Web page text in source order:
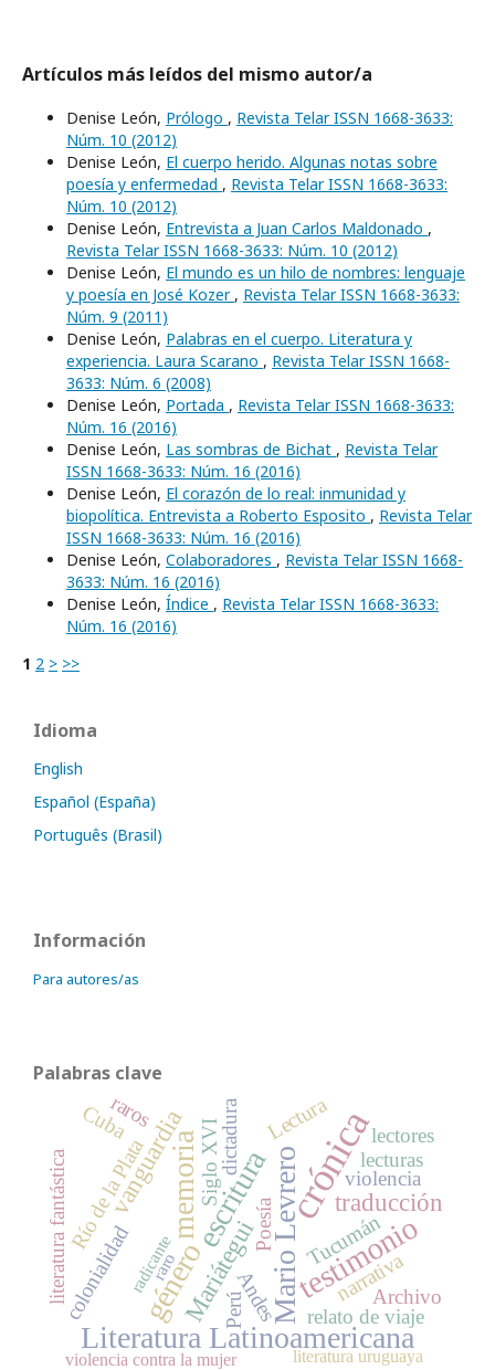
Artículos más leídos del mismo autor/a
Denise León, Prólogo , Revista Telar ISSN 1668-3633:
Núm. 10 (2012)
Denise León, El cuerpo herido. Algunas notas sobre
poesía y enfermedad , Revista Telar ISSN 1668-3633:
Núm. 10 (2012)
Denise León, Entrevista a Juan Carlos Maldonado ,
Revista Telar ISSN 1668-3633: Núm. 10 (2012)
Denise León, El mundo es un hilo de nombres: lenguaje
y poesía en José Kozer , Revista Telar ISSN 1668-3633:
Núm. 9 (2011)
Denise León, Palabras en el cuerpo. Literatura y
experiencia. Laura Scarano , Revista Telar ISSN 1668-
3633: Núm. 6 (2008)
Denise León, Portada , Revista Telar ISSN 1668-3633:
Núm. 16 (2016)
Denise León, Las sombras de Bichat , Revista Telar
ISSN 1668-3633: Núm. 16 (2016)
Denise León, El corazón de lo real: inmunidad y
biopolítica. Entrevista a Roberto Esposito , Revista Telar
ISSN 1668-3633: Núm. 16 (2016)
Denise León, Colaboradores , Revista Telar ISSN 1668-
3633: Núm. 16 (2016)
Denise León, Índice , Revista Telar ISSN 1668-3633:
Núm. 16 (2016)
1 2 > >>
Idioma
English
Español (España)
Português (Brasil)
Información
Para autores/as
Palabras clave
crónica
género Mario Levrero
escritura
testimonio
memoria
Literatura Latinoamericana
Mariátegui
traducción
vanguardia
Andes
Siglo XVI
Poesía
Río de la Plata violencia
relato de viaje
literatura fantástica
Lectura
dictadura
Tucumán
raros
narrativa
colonialidad
lecturas
Archivo
Cuba
Perú
lectores
violencia contra la mujer literatura uruguaya
raro
radicante